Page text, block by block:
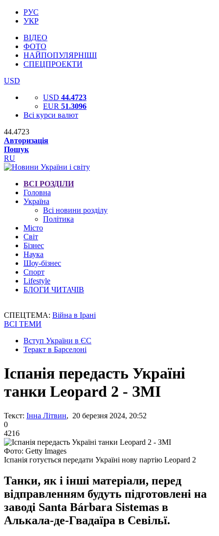
РУС
УКР
ВІДЕО
ФОТО
НАЙПОПУЛЯРНІШІ
СПЕЦПРОЕКТИ
USD
USD 44.4723
EUR 51.3096
Всі курси валют
44.4723
Авторизація
Пошук
RU
ВСІ РОЗДІЛИ
Головна
Україна
Всі новини розділу
Політика
Місто
Світ
Бізнес
Наука
Шоу-бізнес
Спорт
Lifestyle
БЛОГИ ЧИТАЧІВ
СПЕЦТЕМА: Війна в Ірані
ВСІ ТЕМИ
Вступ України в ЄС
Теракт в Барселоні
Іспанія передасть Україні
танки Leopard 2 - ЗМІ
Текст: Інна Літвин, 20 березня 2024, 20:52
0
4216
Фото: Getty Images
Іспанія готується передати Україні нову партію Leopard 2
Танки, як і інші матеріали, перед
відправленням будуть підготовлені на
заводі Santa Bárbara Sistemas в
Алькала-де-Гвадаїра в Севільї.